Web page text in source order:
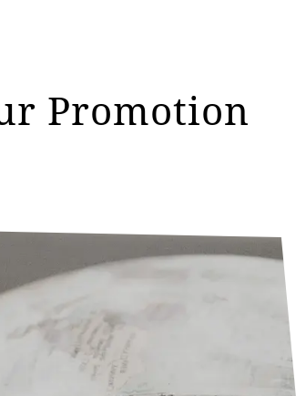
Promotion